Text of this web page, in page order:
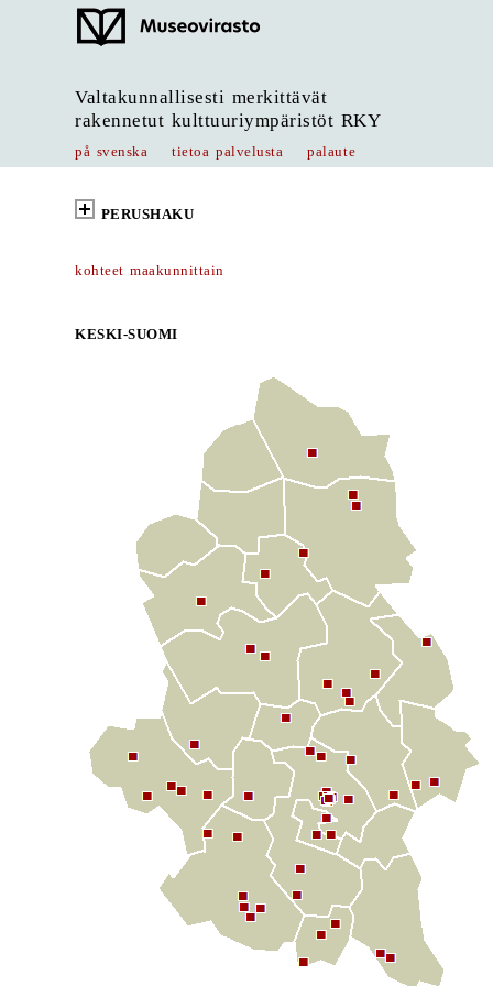
Valtakunnallisesti merkittävät
rakennetut kulttuuriympäristöt RKY
på svenska tietoa palvelusta palaute
PERUSHAKU
kohteet maakunnittain
KESKI-SUOMI